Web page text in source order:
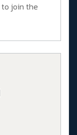
to join the